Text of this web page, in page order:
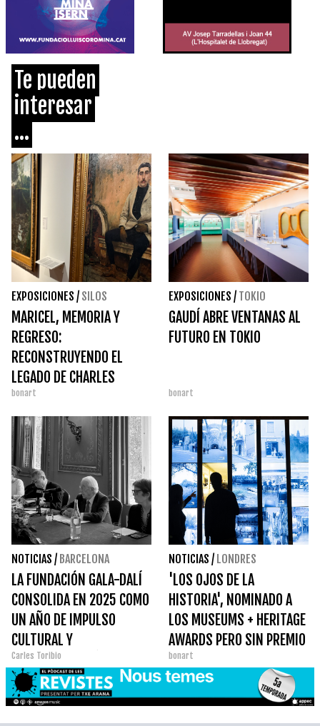
Te pueden
interesar
...
EXPOSICIONES / SILOS
MARICEL, MEMORIA Y
REGRESO:
RECONSTRUYENDO EL
LEGADO DE CHARLES
DEERING
bonart
EXPOSICIONES / TOKIO
GAUDÍ ABRE VENTANAS AL
FUTURO EN TOKIO
bonart
NOTICIAS / BARCELONA
LA FUNDACIÓN GALA-DALÍ
CONSOLIDA EN 2025 COMO
UN AÑO DE IMPULSO
CULTURAL Y
TRANSFORMACIÓN
Carles Toribio
NOTICIAS / LONDRES
'LOS OJOS DE LA
HISTORIA', NOMINADO A
LOS MUSEUMS + HERITAGE
AWARDS PERO SIN PREMIO
FINAL
bonart